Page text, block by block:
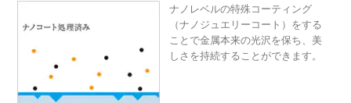
ナノレベルの特殊コーティング
（ナノジュエリーコート）をする
ことで金属本来の光沢を保ち、美
しさを持続することができます。